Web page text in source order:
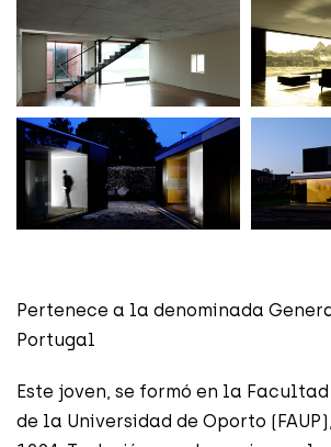
Pertenece a la denominada
Portugal
Este joven, se formó en la
de la Universidad de Oporto